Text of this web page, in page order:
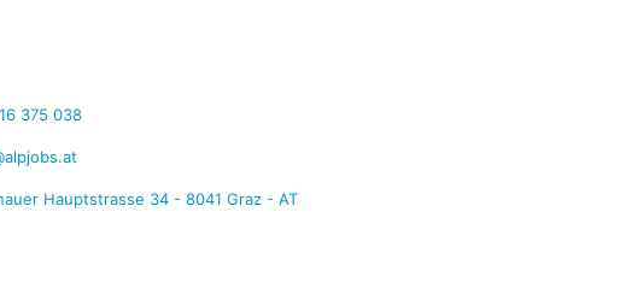
375 038
Hauptstrasse 34 - 8041 Graz - AT